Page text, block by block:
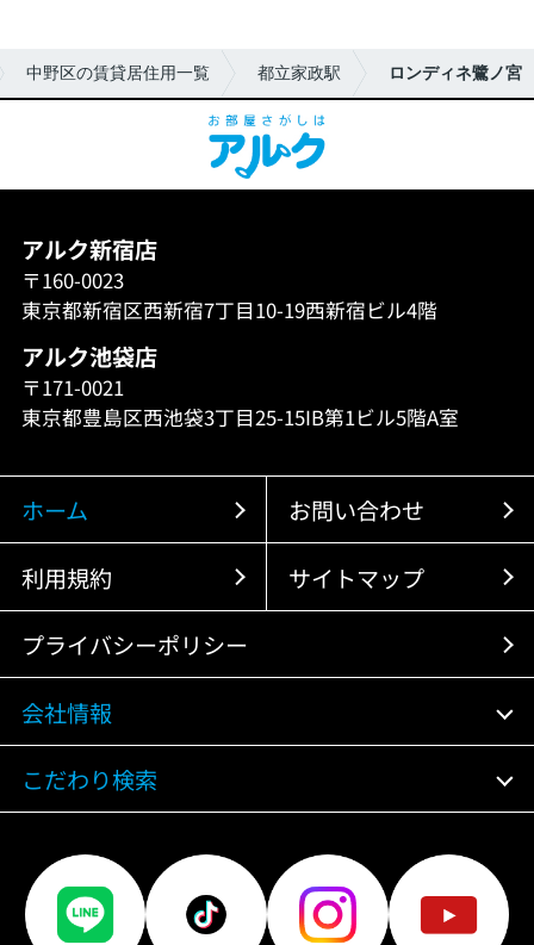
中野区の賃貸居住用一覧 都立家政駅 ロンディネ鷺ノ宮
アルク新宿店
〒160-0023
東京都新宿区西新宿7丁目10-19西新宿ビル4階
アルク池袋店
〒171-0021
東京都豊島区西池袋3丁目25-15IB第1ビル5階A室
ホーム お問い合わせ
利用規約 サイトマップ
プライバシーポリシー
会社情報
こだわり検索